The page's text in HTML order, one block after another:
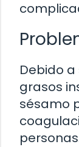
Debido
grasos
sésamo